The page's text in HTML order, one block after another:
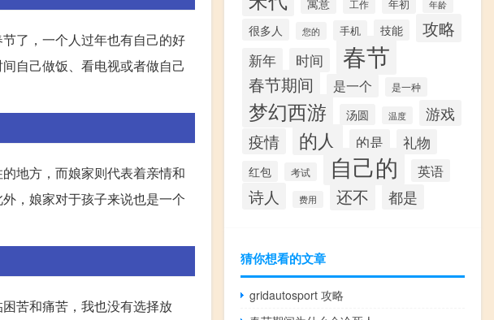
了，一个人过年也有自己的好
自己做饭、看电视或者做自己
地方，而娘家则代表着亲情和
，娘家对于孩子来说也是一个
苦和痛苦，我也没有选择放
寓意 工作 年初 年龄
很多人 您的 手机 技能 攻略
新年 时间 春节
春节期间 是一个 是一种
梦幻西游 汤圆 温度
游戏
疫情
的人 的是 礼物
红包 考试 自己的 英语
诗人 费用 还不 都是
猜你想看的文章
gridautosport 攻略